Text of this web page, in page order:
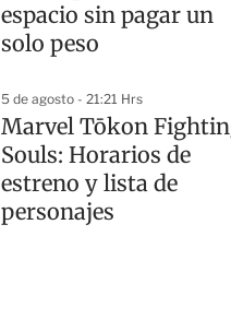
espacio sin pagar un
solo peso
5 de agosto - 21:21 Hrs
Marvel Tōkon
Souls: Horarios de
estreno y lista de
personajes